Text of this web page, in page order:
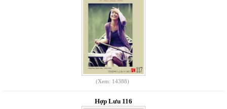
(Xem: 14388)
Hợp Lưu 116